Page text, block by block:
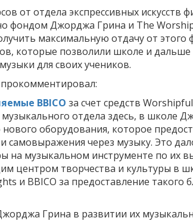
от отдела экспрессивных искусств
фондом Джорджа Грина и The
максимальную отдачу от этого
которые позволили школе и дальше
для своих учеников.
BBICO за счет средств
отдела здесь, в школе
нового оборудования, которое
самовыражения через музыку. Это
на музыкальном инструменте по их
центром творчества и культуры в
и BBICO за предоставление такого
Грина в развитии их